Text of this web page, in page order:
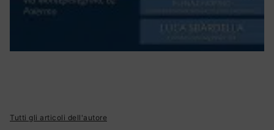
Tutti gli articoli dell'autore